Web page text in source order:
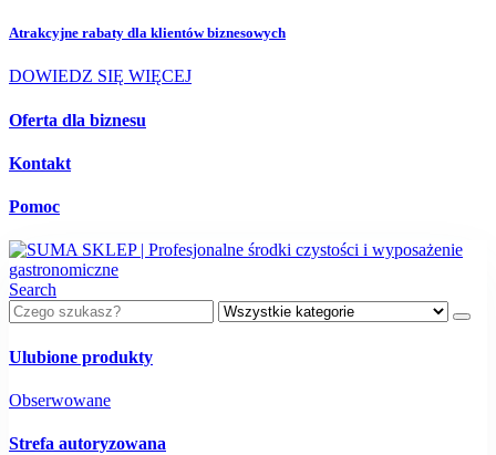
Atrakcyjne rabaty dla klientów biznesowych
DOWIEDZ SIĘ WIĘCEJ
Oferta dla biznesu
Kontakt
Pomoc
Search
Ulubione produkty
Obserwowane
Strefa autoryzowana